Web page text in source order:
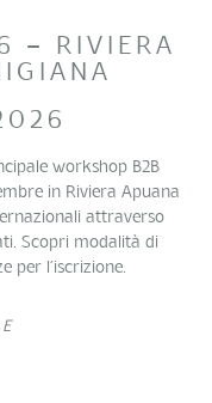
– RIVIERA
workshop B2B
in Riviera Apuana
attraverso
Scopri modalità di
per l’iscrizione.